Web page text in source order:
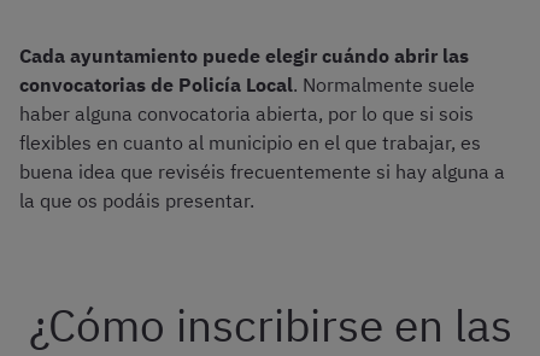
Cada ayuntamiento puede elegir cuándo abrir las
convocatorias de Policía Local. Normalmente suele
haber alguna convocatoria abierta, por lo que si sois
flexibles en cuanto al municipio en el que trabajar, es
buena idea que reviséis frecuentemente si hay alguna a
la que os podáis presentar.
¿Cómo inscribirse en las